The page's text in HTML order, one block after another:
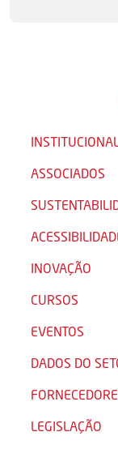
ASSOCIADOS
INOVAÇÃO
CURSOS
EVENTOS
DADOS DO
LEGISLAÇÃO